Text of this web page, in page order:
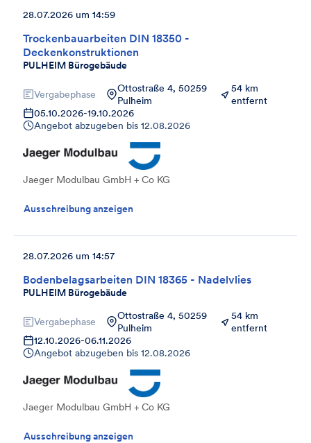
Trockenbauarbeiten DIN 18350 -
Deckenkonstruktionen
PULHEIM Bürogebäude
28.07.2026 um 14:59
Vergabephase
Ottostraße 4, 50259
Pulheim
54 km
entfernt
05.10.2026-19.10.2026
Angebot abzugeben bis 12.08.2026
Jaeger Modulbau GmbH + Co KG
Ausschreibung anzeigen
Bodenbelagsarbeiten DIN 18365 - Nadelvlies
PULHEIM Bürogebäude
28.07.2026 um 14:57
Vergabephase
Ottostraße 4, 50259
Pulheim
54 km
entfernt
12.10.2026-06.11.2026
Angebot abzugeben bis 12.08.2026
Jaeger Modulbau GmbH + Co KG
Ausschreibung anzeigen